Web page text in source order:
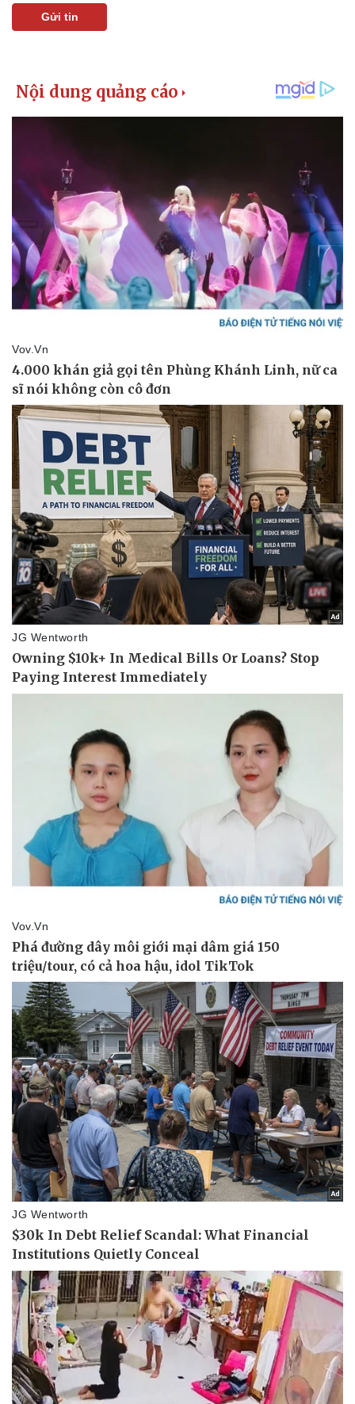
Thông tin doanh nghiệp
Sức khỏe
Dinh dưỡng - món ngon
Sản phụ khoa
Nhi khoa
Nam khoa
Làm đẹp - giảm cân
Phòng mạch online
Ăn sạch sống khỏe
Đời sống
Tình yêu - Gia đình
Gửi tin